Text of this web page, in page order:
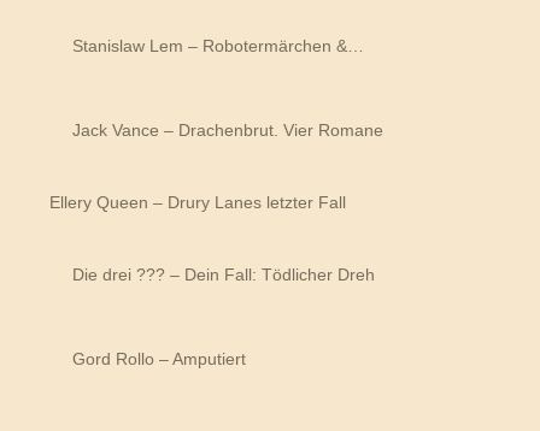
Stanislaw Lem – Robotermärchen &…
Jack Vance – Drachenbrut. Vier Romane
Ellery Queen – Drury Lanes letzter Fall
Die drei ??? – Dein Fall: Tödlicher Dreh
Gord Rollo – Amputiert